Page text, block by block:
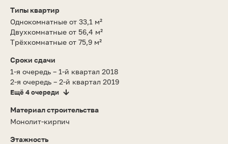
Типы квартир
Однокомнатные от 33,1 м²
Двухкомнатные от 56,4 м²
Трёхкомнатные от 75,9 м²
Сроки сдачи
1-я очередь – 1-й квартал 2018
2-я очередь – 2-й квартал 2019
Ещё 4 очереди
Материал строительства
Монолит-кирпич
Этажность